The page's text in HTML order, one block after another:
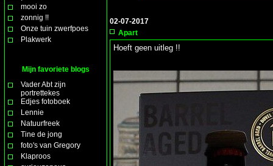
mooi zo
zonnig !!
Onze tuin zwerfpoes
Plakwerk
Mijn favoriete blogs
Vader Abt zijn
portrettekes
Edjes fotoboek
Lennie
Natuurfreek
Tine de jong
foto's van Gregory
Klaproos
02-07-2017
Apart
Hoeft geen uitleg !!